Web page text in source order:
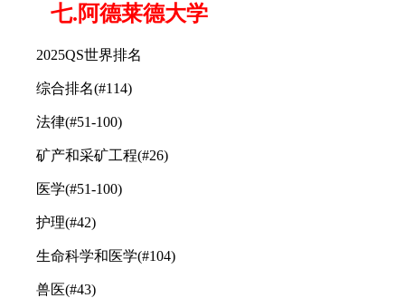
七.阿德莱德大学
2025QS世界排名
综合排名(#114)
法律(#51-100)
矿产和采矿工程(#26)
医学(#51-100)
护理(#42)
生命科学和医学(#104)
兽医(#43)